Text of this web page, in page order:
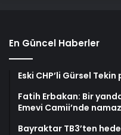
En Güncel Haberler
Eski CHP’li Gürsel
Fatih Erbakan: Bir
Emevi Camii’nde
Bayraktar TB3’ten